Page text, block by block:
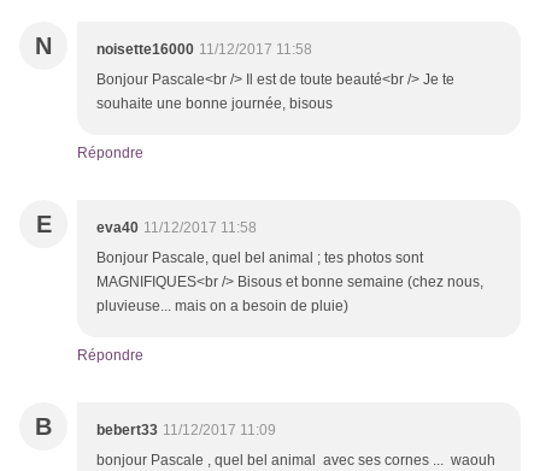
N noisette16000 11/12/2017 11:58
Bonjour Pascale<br /> Il est de toute beauté<br /> Je te
souhaite une bonne journée, bisous
Répondre
E eva40 11/12/2017 11:58
Bonjour Pascale, quel bel animal ; tes photos sont
MAGNIFIQUES<br /> Bisous et bonne semaine (chez nous,
pluvieuse... mais on a besoin de pluie)
Répondre
B bebert33 11/12/2017 11:09
bonjour Pascale , quel bel animal avec ses cornes ... waouh